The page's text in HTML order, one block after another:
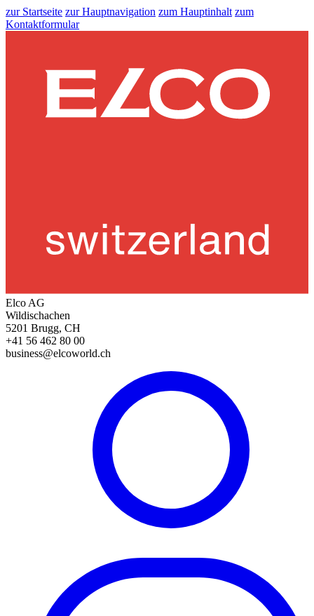
zur Startseite zur Hauptnavigation zum Hauptinhalt zum
Kontaktformular
Elco AG
Wildischachen
5201 Brugg, CH
+41 56 462 80 00
business@elcoworld.ch